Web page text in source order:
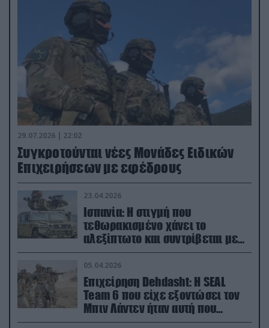
29.07.2026 | 22:02
Συγκροτούνται νέες Μονάδες Ειδικών
Επιχειρήσεων με εφέδρους
23.04.2026
Ισπανία: Η στιγμή που
τεθωρακισμένο χάνει το
αλεξίπτωτο και συντρίβεται με
ορμή στο έδαφος (βίντεο)
05.04.2026
Επιχείρηση Dehdasht: Η SEAL
Team 6 που είχε εξοντώσει τον
Μπιν Λάντεν ήταν αυτή που
διέσωσε τον πιλότο του F-15